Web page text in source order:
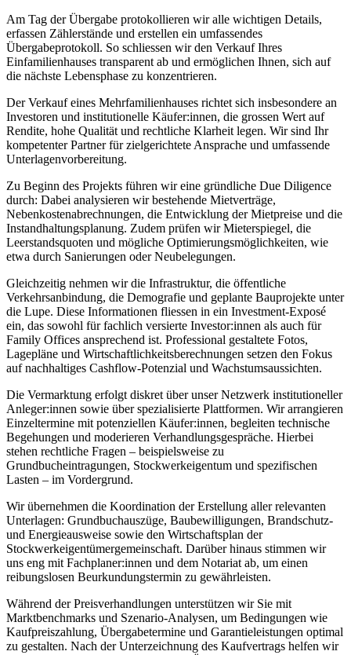
Am Tag der Übergabe protokollieren wir alle wichtigen Details,
erfassen Zählerstände und erstellen ein umfassendes
Übergabeprotokoll. So schliessen wir den Verkauf Ihres
Einfamilienhauses transparent ab und ermöglichen Ihnen, sich auf
die nächste Lebensphase zu konzentrieren.
Der Verkauf eines Mehrfamilienhauses richtet sich insbesondere an
Investoren und institutionelle Käufer:innen, die grossen Wert auf
Rendite, hohe Qualität und rechtliche Klarheit legen. Wir sind Ihr
kompetenter Partner für zielgerichtete Ansprache und umfassende
Unterlagenvorbereitung.
Zu Beginn des Projekts führen wir eine gründliche Due Diligence
durch: Dabei analysieren wir bestehende Mietverträge,
Nebenkostenabrechnungen, die Entwicklung der Mietpreise und die
Instandhaltungsplanung. Zudem prüfen wir Mieterspiegel, die
Leerstandsquoten und mögliche Optimierungsmöglichkeiten, wie
etwa durch Sanierungen oder Neubelegungen.
Gleichzeitig nehmen wir die Infrastruktur, die öffentliche
Verkehrsanbindung, die Demografie und geplante Bauprojekte unter
die Lupe. Diese Informationen fliessen in ein Investment-Exposé
ein, das sowohl für fachlich versierte Investor:innen als auch für
Family Offices ansprechend ist. Professional gestaltete Fotos,
Lagepläne und Wirtschaftlichkeitsberechnungen setzen den Fokus
auf nachhaltiges Cashflow-Potenzial und Wachstumsaussichten.
Die Vermarktung erfolgt diskret über unser Netzwerk institutioneller
Anleger:innen sowie über spezialisierte Plattformen. Wir arrangieren
Einzeltermine mit potenziellen Käufer:innen, begleiten technische
Begehungen und moderieren Verhandlungsgespräche. Hierbei
stehen rechtliche Fragen – beispielsweise zu
Grundbucheintragungen, Stockwerkeigentum und spezifischen
Lasten – im Vordergrund.
Wir übernehmen die Koordination der Erstellung aller relevanten
Unterlagen: Grundbuchauszüge, Baubewilligungen, Brandschutz-
und Energieausweise sowie den Wirtschaftsplan der
Stockwerkeigentümergemeinschaft. Darüber hinaus stimmen wir
uns eng mit Fachplaner:innen und dem Notariat ab, um einen
reibungslosen Beurkundungstermin zu gewährleisten.
Während der Preisverhandlungen unterstützen wir Sie mit
Marktbenchmarks und Szenario-Analysen, um Bedingungen wie
Kaufpreiszahlung, Übergabetermine und Garantieleistungen optimal
zu gestalten. Nach der Unterzeichnung des Kaufvertrags helfen wir